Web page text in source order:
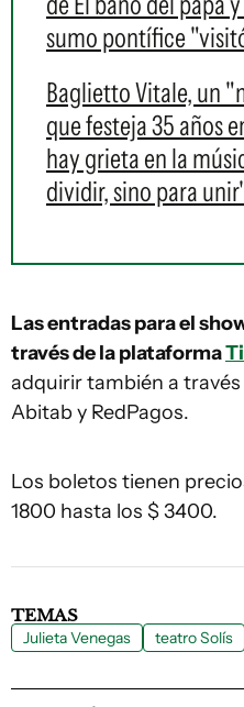
sumo pontífice
Baglietto Vitale, un
que festeja 35 años
hay grieta en la
dividir, sino para
Las entradas para el
través de la plataforma
adquirir también a
Abitab y RedPagos.
Los boletos tienen
1800 hasta los $ 3400.
TEMAS
Julieta Venegas teatro Solís